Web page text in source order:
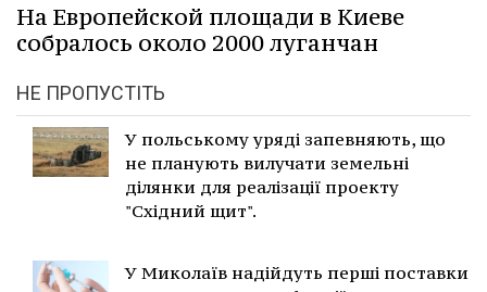
На Европейской площади в Киеве
собралось около 2000 луганчан
НЕ ПРОПУСТІТЬ
У польському уряді запевняють, що
не планують вилучати земельні
ділянки для реалізації проекту
"Східний щит".
У Миколаїв надійдуть перші поставки